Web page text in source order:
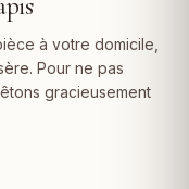
à votre domicile,
Pour ne pas
gracieusement